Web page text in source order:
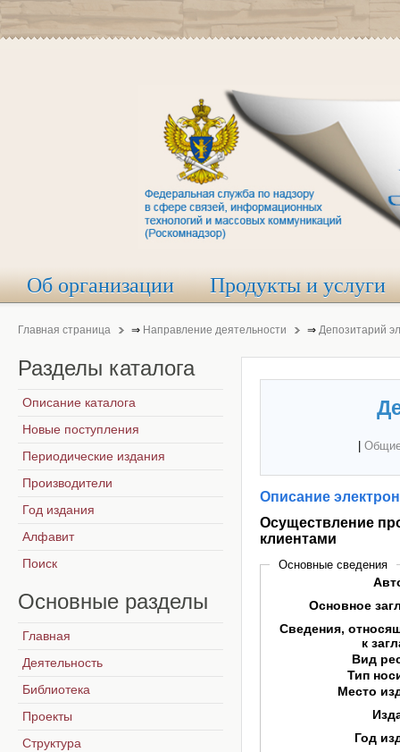
Об организации Продукты и услуги
Главная страница ⇒ Направление деятельности ⇒ Депозитарий
Описание
Осуществление
клиентами
Основные сведения
Основное
Сведения,
к
Вид
Тип
Место
Год
Разделы каталога
Описание каталога
Новые поступления
Периодические издания
Производители
Год издания
Алфавит
Поиск
Основные разделы
Главная
Деятельность
Библиотека
Проекты
Структура